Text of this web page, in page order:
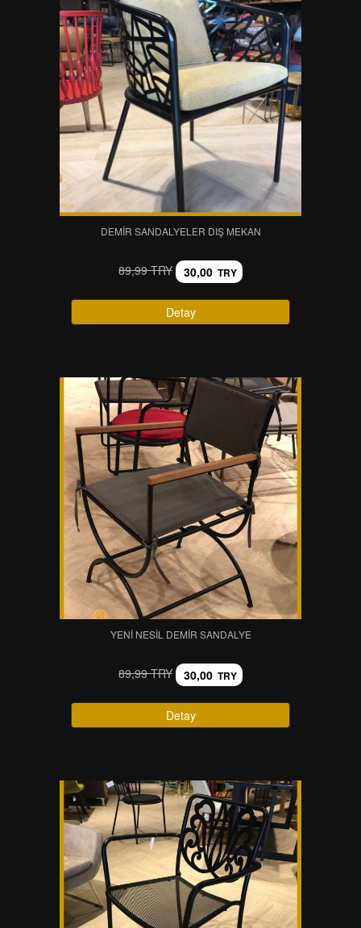
DEMIR SANDALYELER DIŞ MEKAN
89,99 TRY 30,00 TRY
Detay
YENI NESIL DEMIR SANDALYE
89,99 TRY 30,00 TRY
Detay